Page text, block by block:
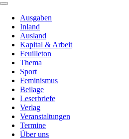
Ausgaben
Inland
Ausland
Kapital & Arbeit
Feuilleton
Thema
Sport
Feminismus
Beilage
Leserbriefe
Verlag
Veranstaltungen
Termine
Über uns